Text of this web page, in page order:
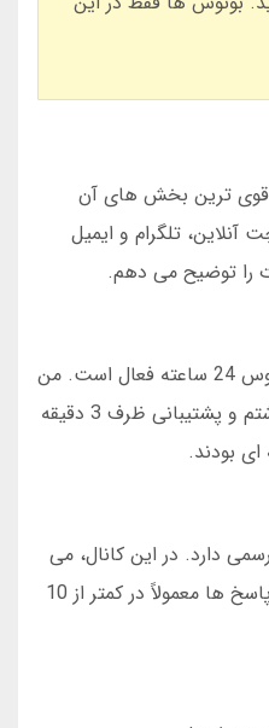
قوی ترین بخش های آن
تلگرام و ایمیل
را توضیح می دهم.
چت آنلاین در سایت شوکر هاوس 24 ساعته فعال است. من
یک بار در نیمه شب مشکل داشتم و پشتیبانی ظرف 3 دقیقه
بودند.
دارد. در این کانال، می
توانید سوالات خود را بپرسید. پاسخ ها معمولاً در کمتر از 10